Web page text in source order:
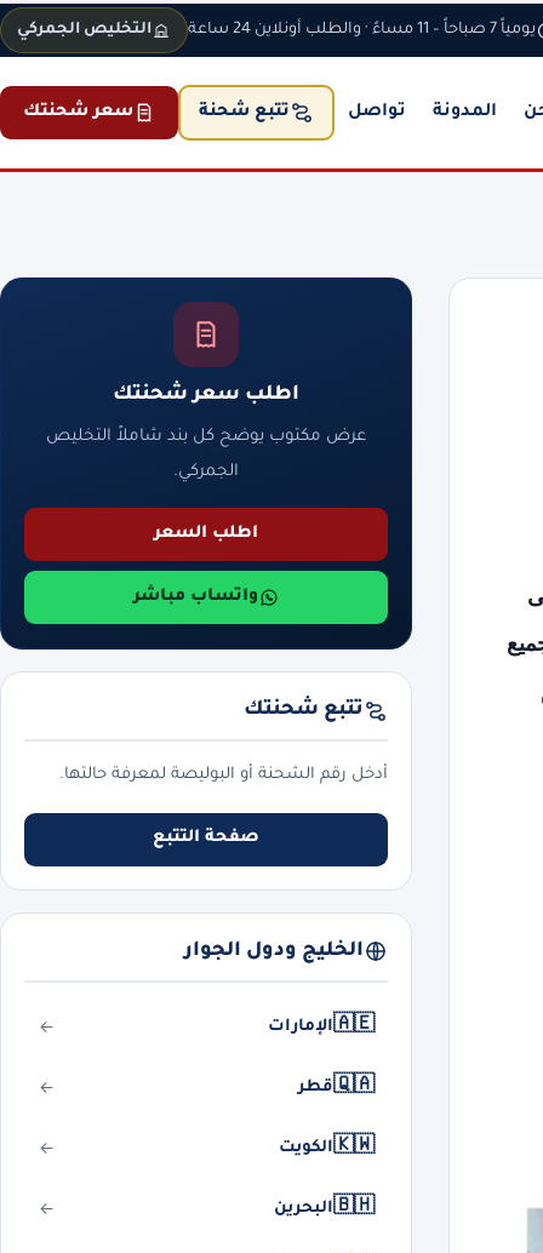
يومياً 7 صباحاً – 11 مساءً · والطلب أونلاين 24 ساعة التخليص الجمركي
المدونة تواصل تتبع شحنة سعر شحنتك
اطلب سعر شحنتك
عرض مكتوب يوضح كل بند شاملاً التخليص
الجمركي.
اطلب السعر
واتساب مباشر
تتبع شحنتك
أدخل رقم الشحنة أو البوليصة لمعرفة حالتها.
صفحة التتبع
الخليج ودول الجوار
🇦🇪الإمارات
🇶🇦قطر
🇰🇼الكويت
🇧🇭البحرين